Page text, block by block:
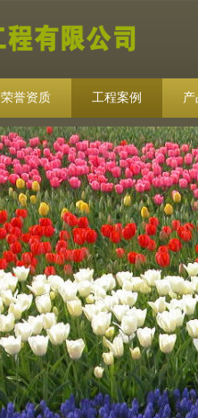
荣誉资质 工程案例